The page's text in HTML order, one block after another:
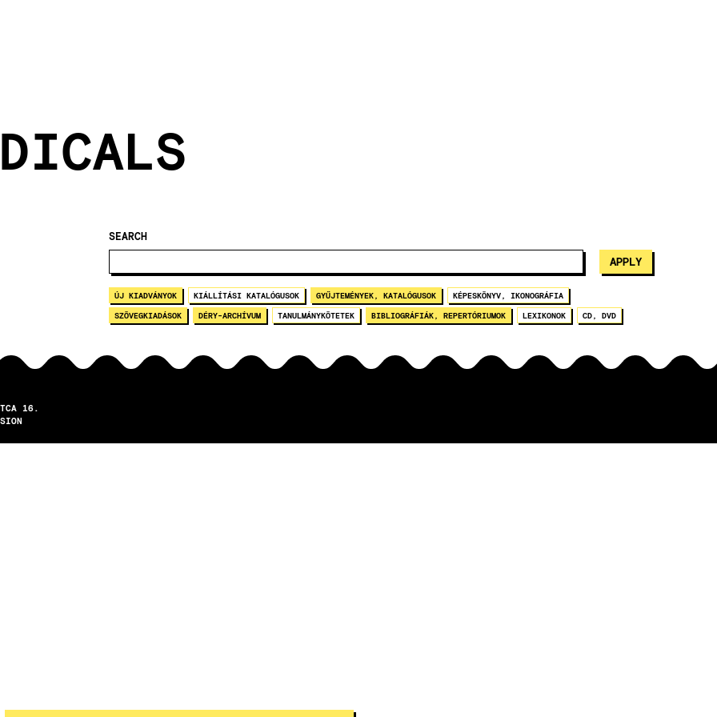
SEARCH
ÚJ KIADVÁNYOK KIÁLLÍTÁSI KATALÓGUSOK GYŰJTEMÉNYEK, KATALÓGUSOK KÉPESKÖNYV, IKONOGRÁFIA
SZÖVEGKIADÁSOK DÉRY-ARCHÍVUM TANULMÁNYKÖTETEK BIBLIOGRÁFIÁK, REPERTÓRIUMOK LEXIKONOK CD, DVD
16.